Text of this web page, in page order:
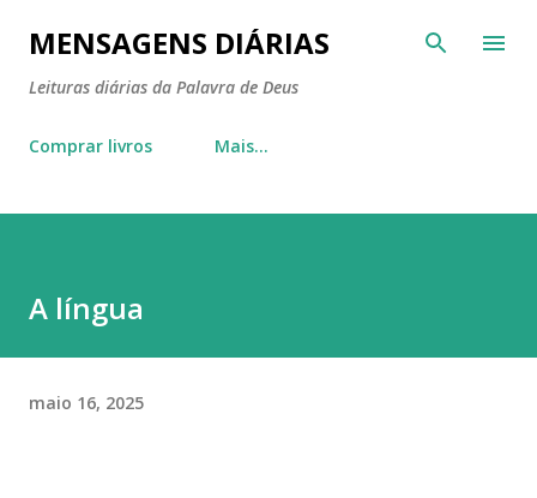
Pular para o conteúdo principal
MENSAGENS DIÁRIAS
Leituras diárias da Palavra de Deus
Comprar livros Mais…
A língua
maio 16, 2025